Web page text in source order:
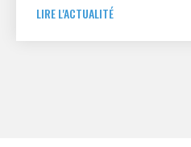
LIRE L'ACTUALITÉ